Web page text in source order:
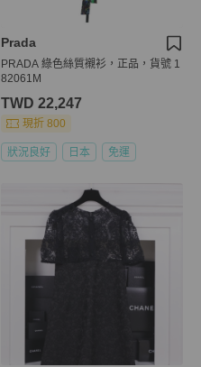
Prada
PRADA 綠色絲質襯衫，正品，貨號 1
82061M
TWD 22,247
現折 800
狀況良好 日本 免運